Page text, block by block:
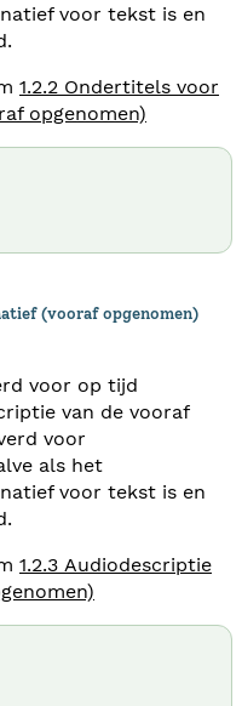
voor tekst is en
1.2.2 Ondertitels voor
opgenomen)
(vooraf opgenomen)
voor op tijd
van de vooraf
voor
als het
voor tekst is en
1.2.3 Audiodescriptie